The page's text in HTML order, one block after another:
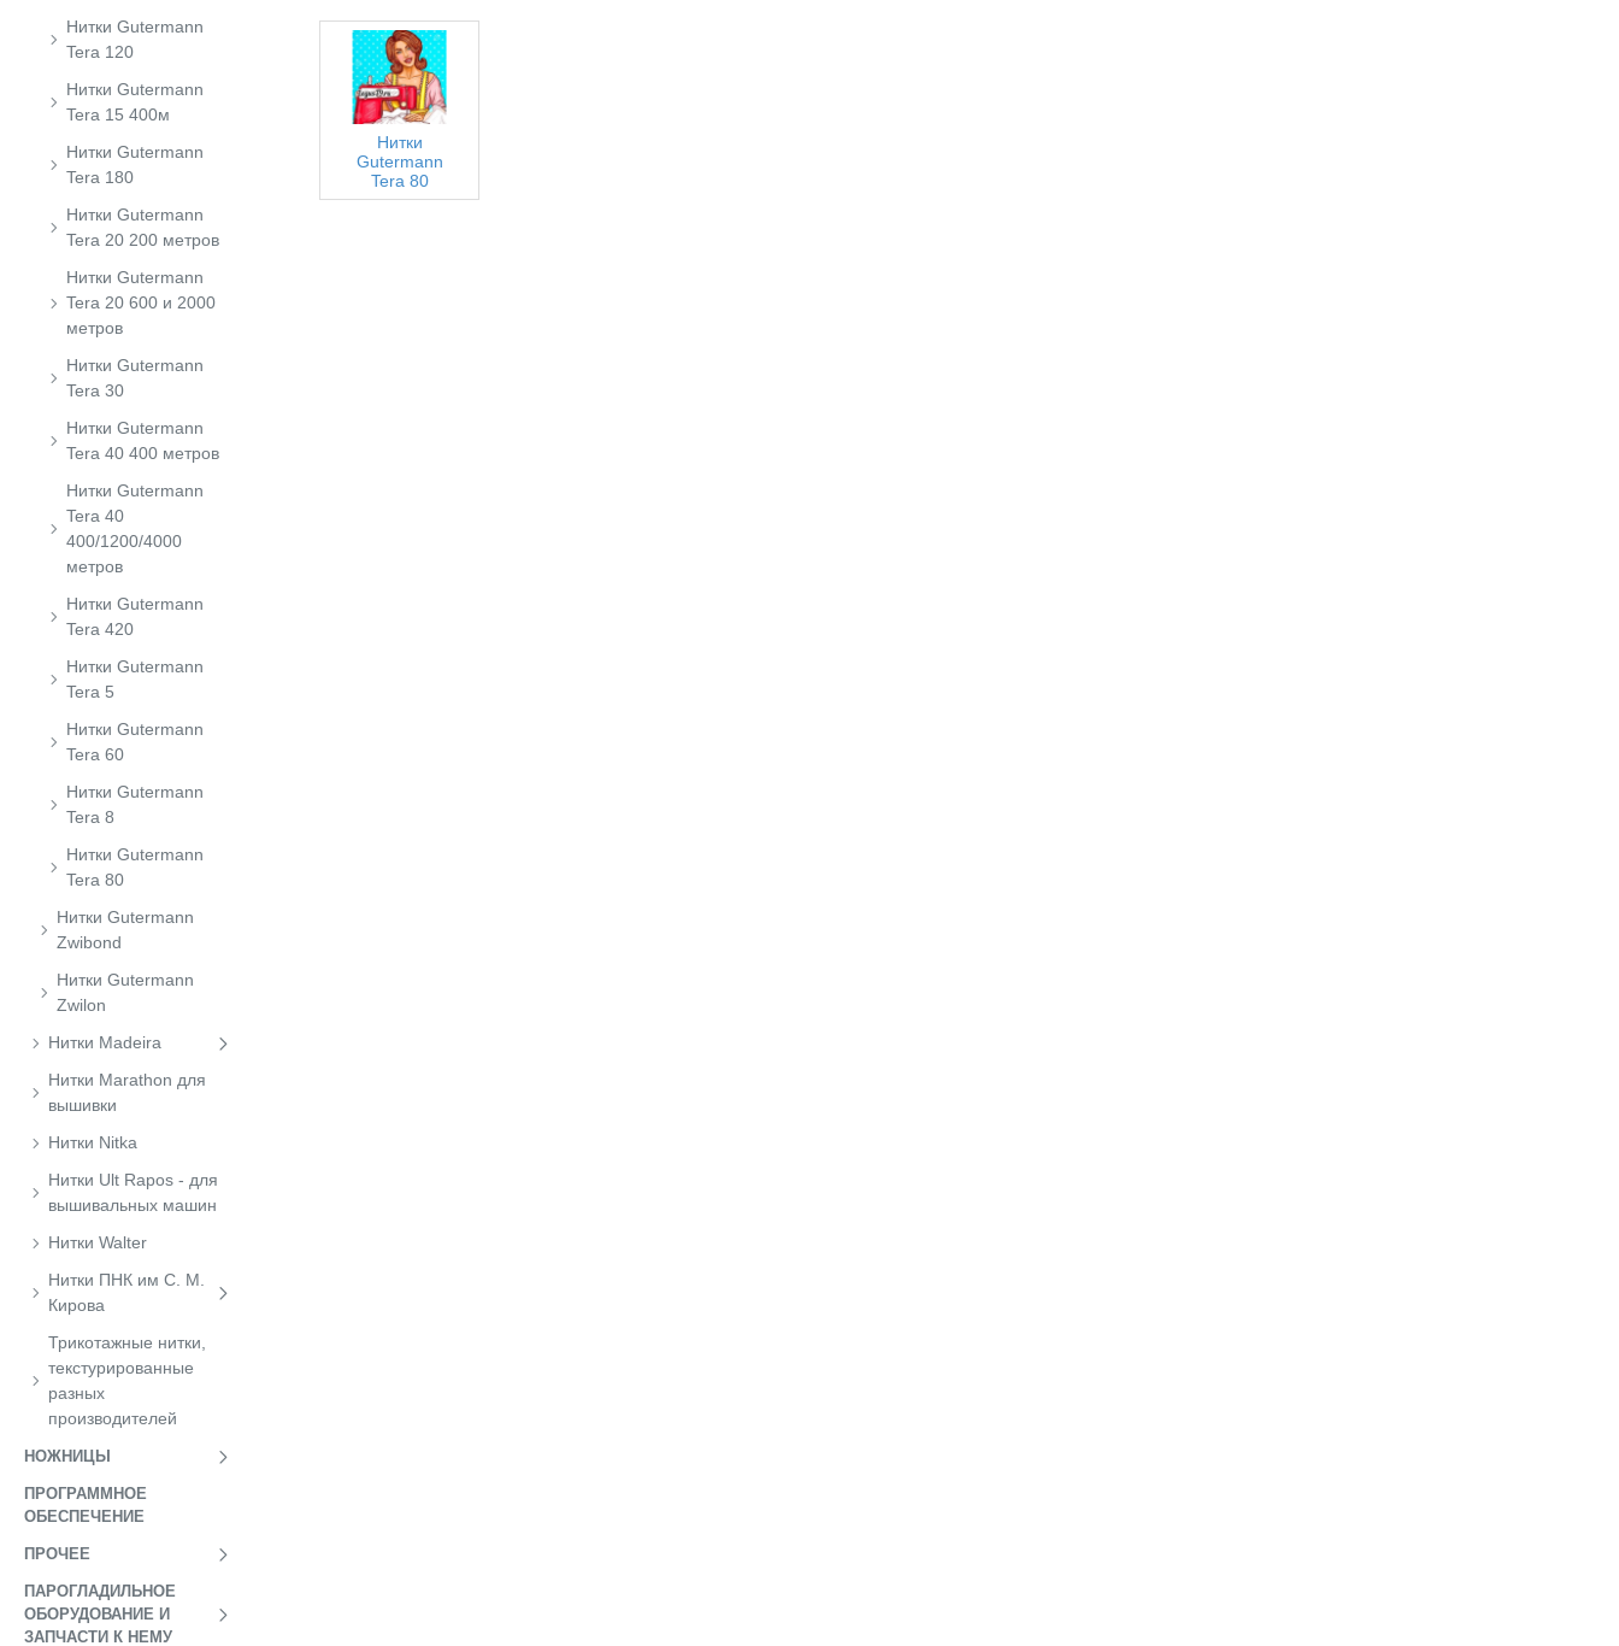
Нитки Gutermann
Tera 120
Нитки Gutermann
Tera 15 400м
Нитки Gutermann
Tera 180
Нитки Gutermann
Tera 20 200 метров
Нитки Gutermann
Tera 20 600 и 2000
метров
Нитки Gutermann
Tera 30
Нитки Gutermann
Tera 40 400 метров
Нитки Gutermann
Tera 40
400/1200/4000
метров
Нитки Gutermann
Tera 420
Нитки Gutermann
Tera 5
Нитки Gutermann
Tera 60
Нитки Gutermann
Tera 8
Нитки Gutermann
Tera 80
Нитки Gutermann
Zwibond
Нитки Gutermann
Zwilon
Нитки Madeira
Нитки Marathon для
вышивки
Нитки Nitka
Нитки Ult Rapos - для
вышивальных машин
Нитки Walter
Нитки ПНК им С. М.
Кирова
Трикотажные нитки,
текстурированные
разных
производителей
НОЖНИЦЫ
ПРОГРАММНОЕ
ОБЕСПЕЧЕНИЕ
ПРОЧЕЕ
ПАРОГЛАДИЛЬНОЕ
ОБОРУДОВАНИЕ И
ЗАПЧАСТИ К НЕМУ
Нитки
Gutermann
Tera 80